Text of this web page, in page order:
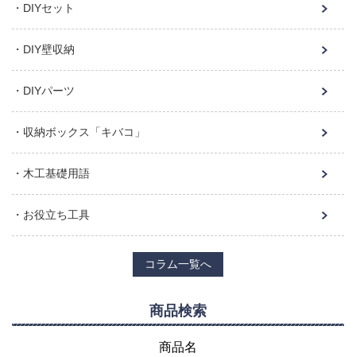
DIYセット
DIY壁収納
DIYパーツ
収納ボックス「キバコ」
木工基礎用語
お役立ち工具
コラム一覧へ
商品検索
商品名